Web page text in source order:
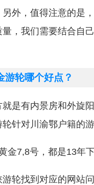
外，值得注意的是
，我们需要结合自
游轮哪个好点？
是有内景房和外旋
针对川渝鄂户籍的
金7,8号，都是13年
轮找到对应的网站